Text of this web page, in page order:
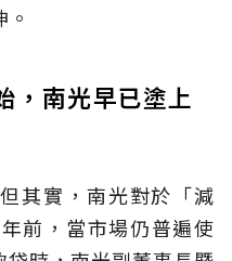
，南光早已塗上
其實，南光對於「減
前，當市場仍普遍使